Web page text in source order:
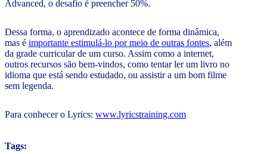
Advanced, o desafio é preencher 50%.
Dessa forma, o aprendizado acontece de forma dinâmica,
mas é importante estimulá-lo por meio de outras fontes, além
da grade curricular de um curso. Assim como a internet,
outros recursos são bem-vindos, como tentar ler um livro no
idioma que está sendo estudado, ou assistir a um bom filme
sem legenda.
Para conhecer o Lyrics: www.lyricstraining.com
Tags: